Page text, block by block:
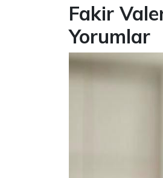
Fakir
Yorumlar